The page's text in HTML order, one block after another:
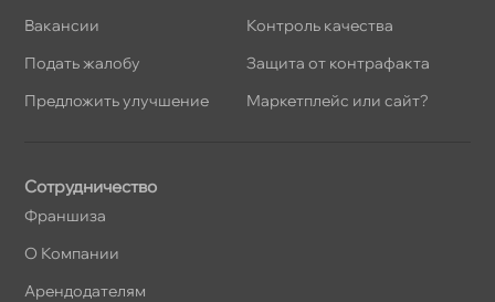
акансии
Подать жалобу
Предложить улучшение
Контроль качества
Защита от контрафакта
Маркетплейс или сайт?
Сотрудничество
Франшиза
О Компании
Арендодателям